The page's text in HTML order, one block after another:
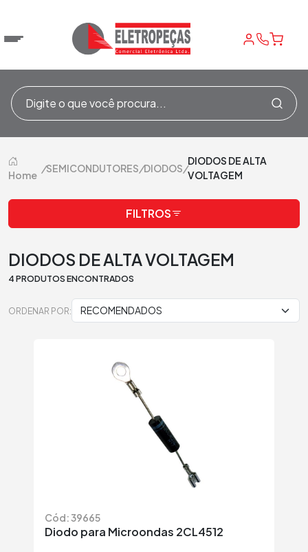
Home
/SEMICONDUTORES/DIODOS/
DIODOS DE ALTA
VOLTAGEM
FILTROS
DIODOS DE ALTA VOLTAGEM
4 PRODUTOS ENCONTRADOS
ORDENAR POR:
Cód: 39665
Diodo para Microondas 2CL4512